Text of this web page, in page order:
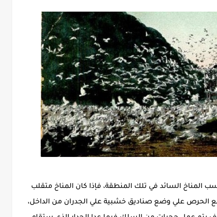
المناخ السائد في تلك المنطقة، فإذا كان المناخ متقلب
مع الحرص علي وضع صناديق خشبية علي الجدران من الداخل،